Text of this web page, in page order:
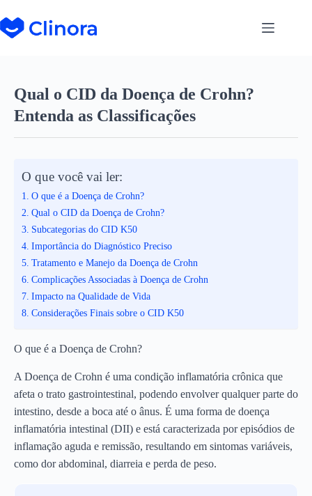
Qual o CID da Doença de Crohn?
Entenda as Classificações
O que você vai ler:
O que é a Doença de Crohn?
Qual o CID da Doença de Crohn?
Subcategorias do CID K50
Importância do Diagnóstico Preciso
Tratamento e Manejo da Doença de Crohn
Complicações Associadas à Doença de Crohn
Impacto na Qualidade de Vida
Considerações Finais sobre o CID K50
O que é a Doença de Crohn?
A Doença de Crohn é uma condição inflamatória crônica que
afeta o trato gastrointestinal, podendo envolver qualquer parte do
intestino, desde a boca até o ânus. É uma forma de doença
inflamatória intestinal (DII) e está caracterizada por episódios de
inflamação aguda e remissão, resultando em sintomas variáveis,
como dor abdominal, diarreia e perda de peso.